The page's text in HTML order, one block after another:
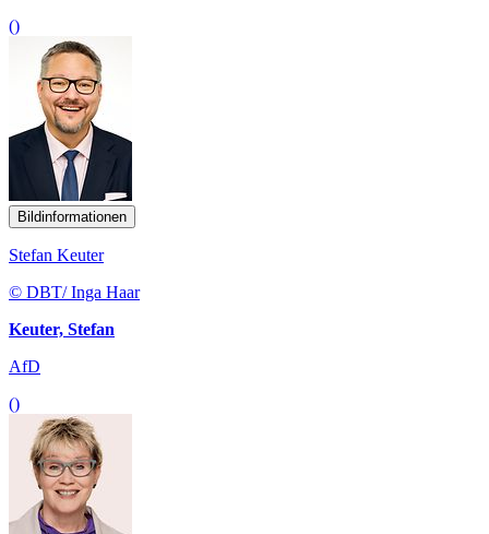
()
Bildinformationen
Stefan Keuter
© DBT/ Inga Haar
Keuter, Stefan
AfD
()